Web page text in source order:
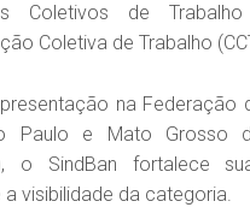
Coletivos de
Coletiva de Trabalho
na Federação
Paulo e Mato Grosso
o SindBan fortalece
a visibilidade da categoria.